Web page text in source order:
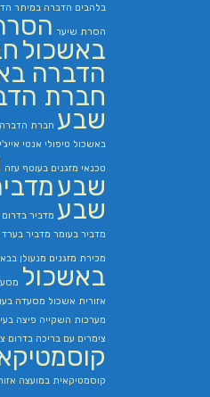
בלהבים הדברה במיתר
הסרת שיער
באשכול
הדברה
חברת
שבע חברת
באשכול טיפולי אנטי
טכנאי מזגנים בעוטף עזה
שבע
שבע מדביר בדרום
מדביר בעומר מדביר בערד
מכירת מזגנים מנעולן
באשכול
אזורית אשכול מסעדה
מערכות השקייה פיצה
צימרים עם בריכה בדרום
קוסמטיקאית במועצה